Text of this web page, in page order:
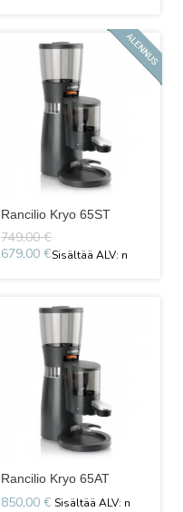
Rancilio Kryo 65ST
749,00 €
679,00 €
Rancilio Kryo 65AT
850,00 €